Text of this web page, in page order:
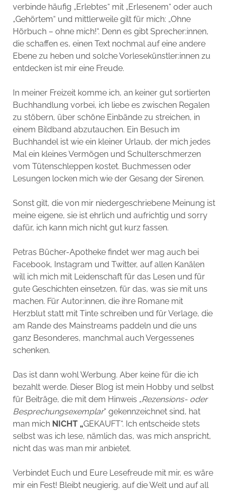
verbinde häufig „Erlebtes“ mit „Erlesenem“ oder auch
„Gehörtem“ und mittlerweile gilt für mich: „Ohne
Hörbuch – ohne mich!“. Denn es gibt Sprecher:innen,
die schaffen es, einen Text nochmal auf eine andere
Ebene zu heben und solche Vorlesekünstler:innen zu
entdecken ist mir eine Freude.
In meiner Freizeit komme ich, an keiner gut sortierten
Buchhandlung vorbei, ich liebe es zwischen Regalen
zu stöbern, über schöne Einbände zu streichen, in
einem Bildband abzutauchen. Ein Besuch im
Buchhandel ist wie ein kleiner Urlaub, der mich jedes
Mal ein kleines Vermögen und Schulterschmerzen
vom Tütenschleppen kostet. Buchmessen oder
Lesungen locken mich wie der Gesang der Sirenen.
Sonst gilt, die von mir niedergeschriebene Meinung ist
meine eigene, sie ist ehrlich und aufrichtig und sorry
dafür, ich kann mich nicht gut kurz fassen.
Petras Bücher-Apotheke findet wer mag auch bei
Facebook, Instagram und Twitter, auf allen Kanälen
will ich mich mit Leidenschaft für das Lesen und für
gute Geschichten einsetzen, für das, was sie mit uns
machen. Für Autor:innen, die ihre Romane mit
Herzblut statt mit Tinte schreiben und für Verlage, die
am Rande des Mainstreams paddeln und die uns
ganz Besonderes, manchmal auch Vergessenes
schenken.
Das ist dann wohl Werbung. Aber keine für die ich
bezahlt werde. Dieser Blog ist mein Hobby und selbst
für Beiträge, die mit dem Hinweis „Rezensions- oder
Besprechungsexemplar“ gekennzeichnet sind, hat
man mich NICHT „GEKAUFT“. Ich entscheide stets
selbst was ich lese, nämlich das, was mich anspricht,
nicht das was man mir anbietet.
Verbindet Euch und Eure Lesefreude mit mir, es wäre
mir ein Fest! Bleibt neugierig, auf die Welt und auf all